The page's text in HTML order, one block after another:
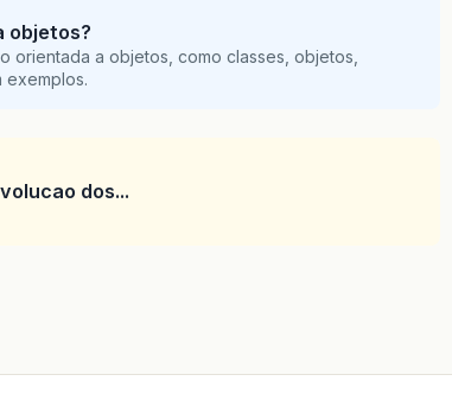
objetos?
orientada a objetos, como classes, objetos,
exemplos.
dos...